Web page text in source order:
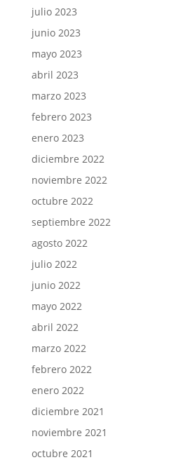
julio 2023
junio 2023
mayo 2023
abril 2023
marzo 2023
febrero 2023
enero 2023
diciembre 2022
noviembre 2022
octubre 2022
septiembre 2022
agosto 2022
julio 2022
junio 2022
mayo 2022
abril 2022
marzo 2022
febrero 2022
enero 2022
diciembre 2021
noviembre 2021
octubre 2021